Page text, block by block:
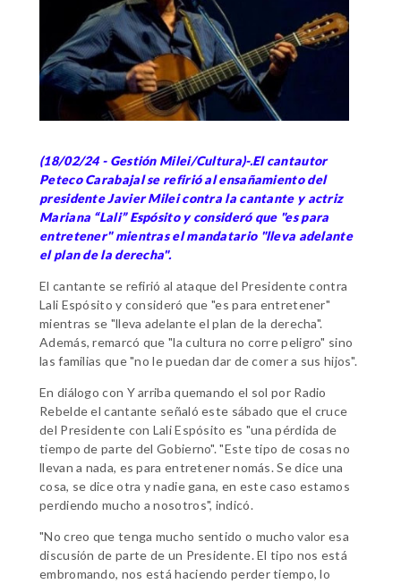
(18/02/24 - Gestión Milei/Cultura)-.El cantautor
Peteco Carabajal se refirió al ensañamiento del
presidente Javier Milei contra la cantante y actriz
Mariana “Lali” Espósito y consideró que "es para
entretener" mientras el mandatario "lleva adelante
el plan de la derecha".
El cantante se refirió al ataque del Presidente contra
Lali Espósito y consideró que "es para entretener"
mientras se "lleva adelante el plan de la derecha".
Además, remarcó que "la cultura no corre peligro" sino
las familias que "no le puedan dar de comer a sus hijos".
En diálogo con Y arriba quemando el sol por Radio
Rebelde el cantante señaló este sábado que el cruce
del Presidente con Lali Espósito es "una pérdida de
tiempo de parte del Gobierno". "Este tipo de cosas no
llevan a nada, es para entretener nomás. Se dice una
cosa, se dice otra y nadie gana, en este caso estamos
perdiendo mucho a nosotros", indicó.
"No creo que tenga mucho sentido o mucho valor esa
discusión de parte de un Presidente. El tipo nos está
embromando, nos está haciendo perder tiempo, lo